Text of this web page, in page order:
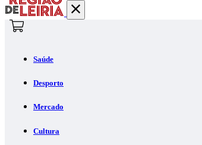
Saúde
Desporto
Mercado
Cultura